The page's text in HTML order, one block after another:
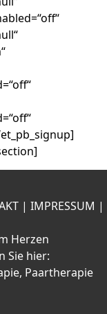
| IMPRESSUM |
Herzen
Sie hier:
Paartherapie